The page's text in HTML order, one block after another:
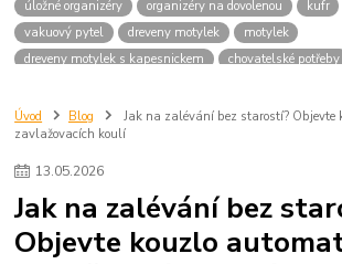
úložné organizéry
organizéry na dovolenou kufr
vakuový pytel
dreveny motylek
motylek
dreveny motylek s kapesnickem
chovatelské potřeby
oblečení
doplňky dům pomocníci úklid
trekingové hole
aqualoon
innovagoods
Úvod Blog
Jak na zalévání bez starostí? Objevte
zavlažovacích koulí
13.05.2026
Jak na zalévání bez
Objevte kouzlo